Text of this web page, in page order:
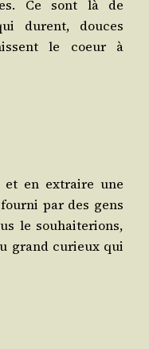
Ce sont là de
durent, douces
le coeur à
et en extraire une
par des gens
le sou­hai­te­rions,
grand curieux qui